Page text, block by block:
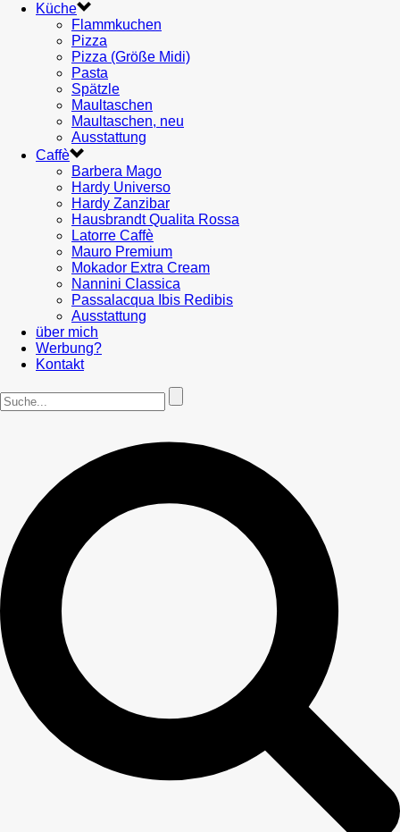
Küche
Flammkuchen
Pizza
Pizza (Größe Midi)
Pasta
Spätzle
Maultaschen
Maultaschen, neu
Ausstattung
Caffè
Barbera Mago
Hardy Universo
Hardy Zanzibar
Hausbrandt Qualita Rossa
Latorre Caffè
Mauro Premium
Mokador Extra Cream
Nannini Classica
Passalacqua Ibis Redibis
Ausstattung
über mich
Werbung?
Kontakt